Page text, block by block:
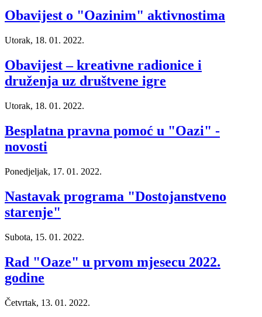
Obavijest o "Oazinim" aktivnostima
Utorak, 18. 01. 2022.
Obavijest – kreativne radionice i
druženja uz društvene igre
Utorak, 18. 01. 2022.
Besplatna pravna pomoć u "Oazi" -
novosti
Ponedjeljak, 17. 01. 2022.
Nastavak programa "Dostojanstveno
starenje"
Subota, 15. 01. 2022.
Rad "Oaze" u prvom mjesecu 2022.
godine
Četvrtak, 13. 01. 2022.